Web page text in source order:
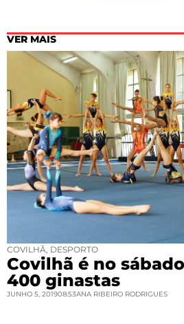
VER MAIS
COVILHÃ, DESPORTO
Covilhã é no
400 ginastas
JUNHO 5, 201908:53ANA RIBEIRO RODRIGUES